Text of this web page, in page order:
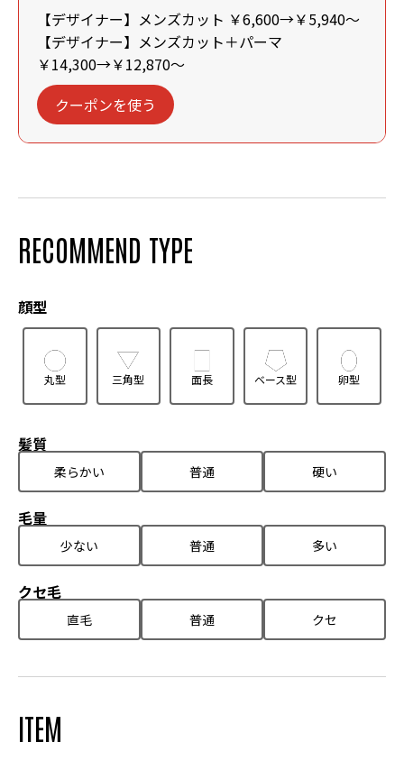
【デザイナー】メンズカット ￥6,600→￥5,940～
【デザイナー】メンズカット＋パーマ
￥14,300→￥12,870～
クーポンを使う
RECOMMEND TYPE
顔型
丸型 三角型 面長 ベース型 卵型
髪質
柔らかい 普通 硬い
毛量
少ない 普通 多い
クセ毛
直毛 普通 クセ
ITEM